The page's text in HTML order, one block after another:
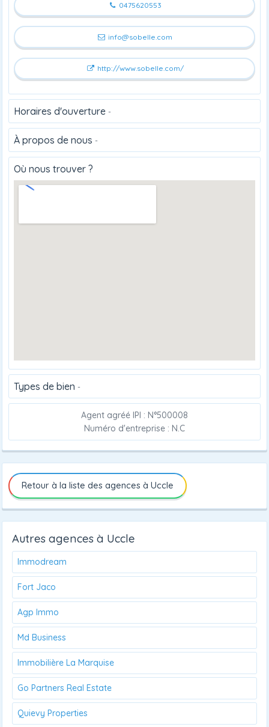
0475620553
info@sobelle.com
http://www.sobelle.com/
Horaires d'ouverture -
À propos de nous -
Où nous trouver ?
Types de bien -
Agent agréé IPI : N°500008
Numéro d'entreprise : N.C
Retour à la liste des agences à Uccle
Autres agences à Uccle
Immodream
Fort Jaco
Agp Immo
Md Business
Immobilière La Marquise
Go Partners Real Estate
Quievy Properties